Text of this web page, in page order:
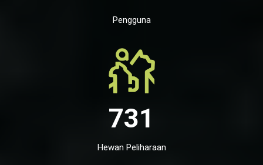
Pengguna
731
Hewan Peliharaan